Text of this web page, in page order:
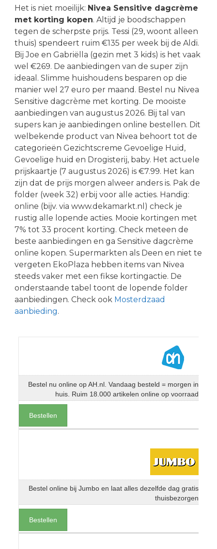
Het is niet moeilijk: Nivea Sensitive dagcrème
met korting kopen. Altijd je boodschappen
tegen de scherpste prijs. Tessi (29, woont alleen
thuis) spendeert ruim €135 per week bij de Aldi.
Bij Joe en Gabriëlla (gezin met 3 kids) is het vaak
wel €269. De aanbiedingen van de super zijn
ideaal. Slimme huishoudens besparen op die
manier wel 27 euro per maand. Bestel nu Nivea
Sensitive dagcrème met korting. De mooiste
aanbiedingen van augustus 2026. Bij tal van
supers kan je aanbiedingen online bestellen. Dit
welbekende product van Nivea behoort tot de
categorieën Gezichtscreme Gevoelige Huid,
Gevoelige huid en Drogisterij, baby. Het actuele
prijskaartje (7 augustus 2026) is €7.99. Het kan
zijn dat de prijs morgen alweer anders is. Pak de
folder (week 32) erbij voor alle acties. Handig:
online (bijv. via www.dekamarkt.nl) check je
rustig alle lopende acties. Mooie kortingen met
7% tot 33 procent korting. Check meteen de
beste aanbiedingen en ga Sensitive dagcrème
online kopen. Supermarkten als Deen en niet te
vergeten EkoPlaza hebben items van Nivea
steeds vaker met een fikse kortingactie. De
onderstaande tabel toont de lopende folder
aanbiedingen. Check ook Mosterdzaad
aanbieding.
Bestel nu online op AH.nl. Vandaag besteld = morgen in
huis. Ruim 18.000 artikelen online op voorraad
Bestellen
Bestel online bij Jumbo en laat alles dezelfde dag gratis
thuisbezorgen
Bestellen